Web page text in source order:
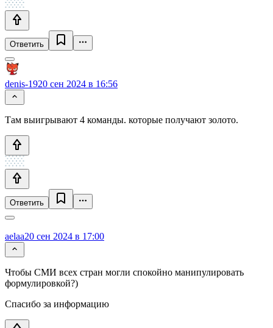
Ответить
denis-1920 сен 2024 в 16:56
Там выигрывают 4 команды. которые получают золото.
Ответить
aelaa20 сен 2024 в 17:00
Чтобы СМИ всех стран могли спокойно манипулировать
формулировкой?)
Спасибо за информацию